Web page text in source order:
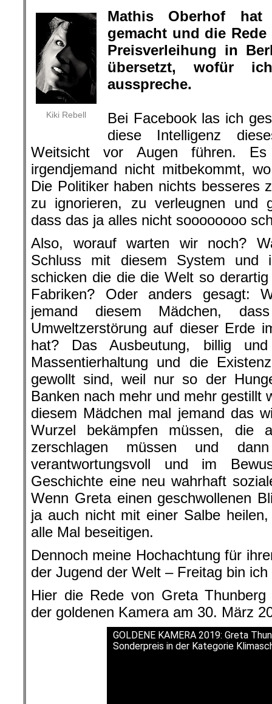
Kiki Rebell
Mathis Oberhof
gemacht und die
Preisverleihung in
übersetzt, wofür
ausspreche.
Bei Facebook las ich
diese Intelligenz
Weitsicht vor Augen führen.
irgendjemand nicht mitbekommt,
Die Politiker haben nichts besseres
zu ignorieren, zu verleugnen und
dass das ja alles nicht soooooooo
Also, worauf warten wir noch?
Schluss mit diesem System und
schicken die die die Welt so
Fabriken? Oder anders gesagt:
jemand diesem Mädchen,
Umweltzerstörung auf dieser Erde
hat? Das Ausbeutung, billig und
Massentierhaltung und die
gewollt sind, weil nur so der
Banken nach mehr und mehr gestillt
diesem Mädchen mal jemand das
Wurzel bekämpfen müssen, die
zerschlagen müssen und
verantwortungsvoll und im
Geschichte eine neu wahrhaft
Wenn Greta einen geschwollenen
ja auch nicht mit einer Salbe
alle Mal beseitigen.
Dennoch meine Hochachtung für
der Jugend der Welt – Freitag bin
Hier die Rede von Greta Thunberg
der goldenen Kamera am 30. März
GOLDENE KAMERA 2019: Greta
Sonderpreis in der Kategorie